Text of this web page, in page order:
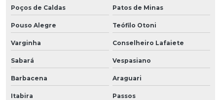
Poços de Caldas Patos de Minas
Pouso Alegre Teófilo Otoni
Varginha Conselheiro Lafaiete
Sabará Vespasiano
Barbacena Araguari
Itabira Passos